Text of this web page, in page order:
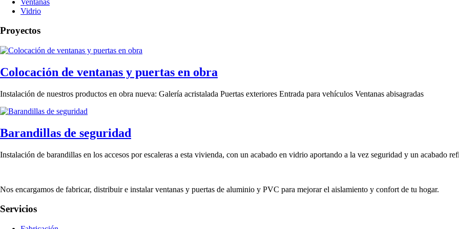
Vidrio
Proyectos
Colocación de ventanas y puertas en obra
Instalación de nuestros productos en obra nueva: Galería acristalada Puertas exteriores Entrada para vehículos Ventanas abisagradas
Barandillas de seguridad
Instalación de barandillas en los accesos por escaleras a esta vivienda, con un acabado en vidrio aportando a la vez seguridad y un acabado
Nos encargamos de fabricar, distribuir e instalar ventanas y puertas de aluminio y PVC para mejorar el aislamiento y confort de tu hogar.
Servicios